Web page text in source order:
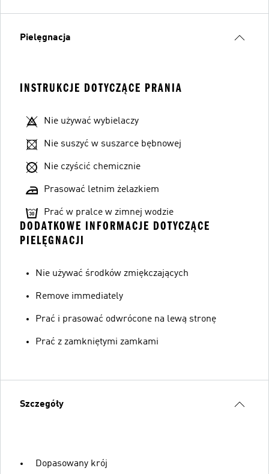
Pielęgnacja
INSTRUKCJE DOTYCZĄCE PRANIA
Nie używać wybielaczy
Nie suszyć w suszarce bębnowej
Nie czyścić chemicznie
Prasować letnim żelazkiem
Prać w pralce w zimnej wodzie
DODATKOWE INFORMACJE DOTYCZĄCE
PIELĘGNACJI
Nie używać środków zmiękczających
Remove immediately
Prać i prasować odwrócone na lewą stronę
Prać z zamkniętymi zamkami
Szczegóły
Dopasowany krój